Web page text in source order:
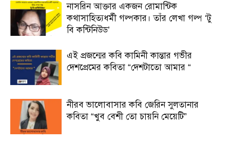
নাসরিন আক্তার একজন রোমান্টিক
কথাসাহিত্যধর্মী গল্পকার। তাঁর লেখা গল্প ‘টু
বি কন্টিনিউড’
এই প্রজন্মের কবি কামিনী কান্তার গভীর
দেশপ্রেমের কবিতা “দেশটাতো আমার “
নীরব ভালোবাসার কবি জেরিন সুলতানার
কবিতা “খুব বেশী তো চায়নি মেয়েটি”